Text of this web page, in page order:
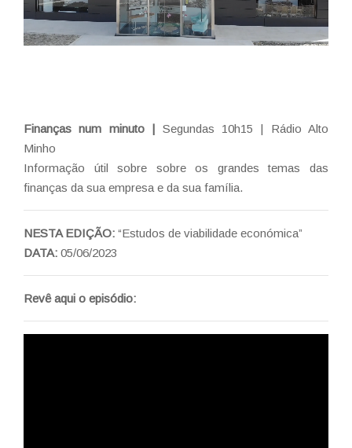
Finanças num minuto | Segundas 10h15 | Rádio Alto
Minho
Informação útil sobre sobre os grandes temas das
finanças da sua empresa e da sua família.
NESTA EDIÇÃO: “Estudos de viabilidade económica”
DATA: 05/06/2023
Revê aqui o episódio: